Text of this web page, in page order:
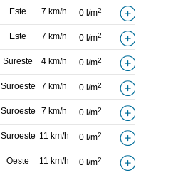
Este 7 km/h 0 l/m2
Este 7 km/h 0 l/m2
Sureste 4 km/h 0 l/m2
Suroeste 7 km/h 0 l/m2
Suroeste 7 km/h 0 l/m2
Suroeste 11 km/h 0 l/m2
Oeste 11 km/h 0 l/m2